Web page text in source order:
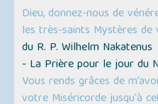
Dieu, donnez-nous de
les très-saints Mystères
du R. P. Wilhelm Nakatenus
- La Prière pour le jour du
Vous rends grâces de
votre Miséricorde jusqu'à